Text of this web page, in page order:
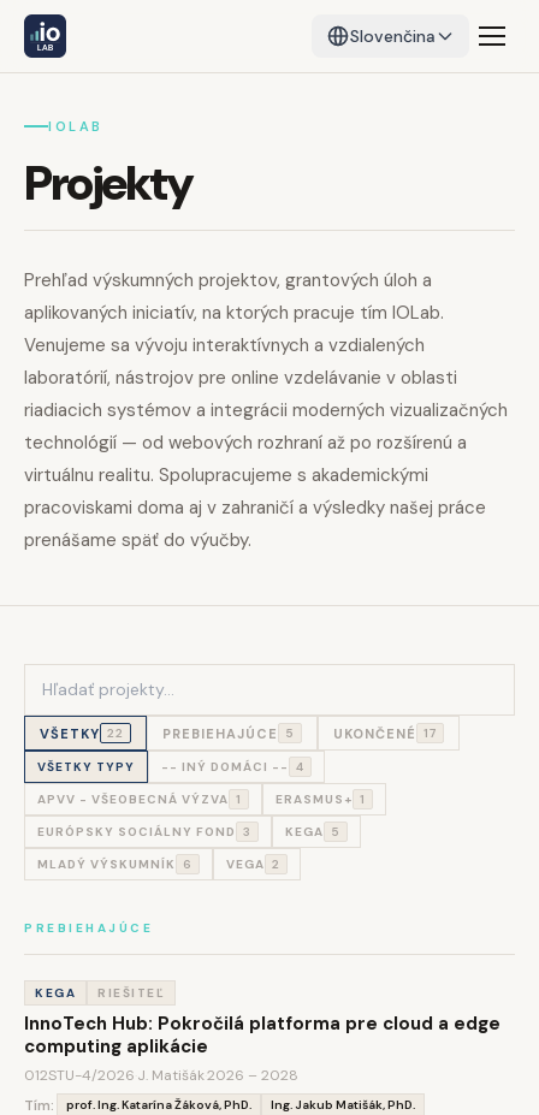
Slovenčina
IOLAB
Projekty
Prehľad výskumných projektov, grantových úloh a
aplikovaných iniciatív, na ktorých pracuje tím IOLab.
Venujeme sa vývoju interaktívnych a vzdialených
laboratórií, nástrojov pre online vzdelávanie v oblasti
riadiacich systémov a integrácii moderných vizualizačných
technológií — od webových rozhraní až po rozšírenú a
virtuálnu realitu. Spolupracujeme s akademickými
pracoviskami doma aj v zahraničí a výsledky našej práce
prenášame späť do výučby.
VŠETKY 22 PREBIEHAJÚCE 5 UKONČENÉ 17
VŠETKY TYPY -- INÝ DOMÁCI -- 4
APVV - VŠEOBECNÁ VÝZVA 1 ERASMUS+ 1
EURÓPSKY SOCIÁLNY FOND 3 KEGA 5
MLADÝ VÝSKUMNÍK 6 VEGA 2
PREBIEHAJÚCE
KEGA RIEŠITEĽ
InnoTech Hub: Pokročilá platforma pre cloud a edge
computing aplikácie
012STU-4/2026 J. Matišák2026 – 2028
Tím: prof. Ing. Katarína Žáková, PhD.
Ing. Jakub Matišák, PhD.